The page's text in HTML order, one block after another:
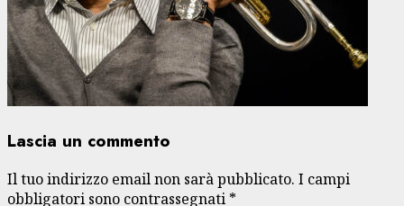
Lascia un commento
Il tuo indirizzo email non sarà pubblicato. I campi
obbligatori sono contrassegnati *